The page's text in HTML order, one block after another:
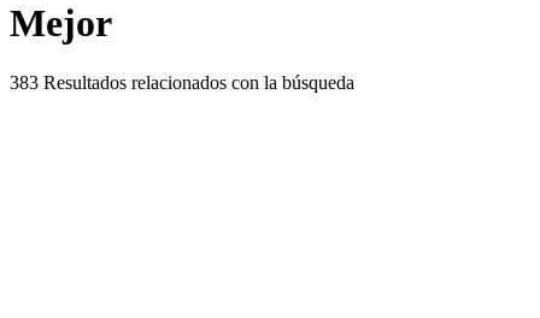
Mejor
383 Resultados relacionados con la búsqueda